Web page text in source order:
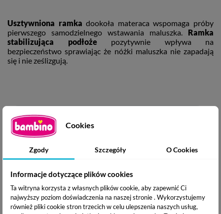
Usztywniona ramka dookoła materaca wspomaga próby
pierwszego samodzielnego wstawania maluszka. Ramka
stabilizująca podłożepozytywnie wpływa na
bezpieczeństwo sprawiając że nóżki maluszka nie zapadają
się i nie ześlizgują.
Cookies
Zgody Szczegóły O Cookies
Informacje dotyczące plików cookies
Ta witryna korzysta z własnych plików cookie, aby zapewnić Ci
najwyższy poziom doświadczenia na naszej stronie . Wykorzystujemy
również pliki cookie stron trzecich w celu ulepszenia naszych usług,